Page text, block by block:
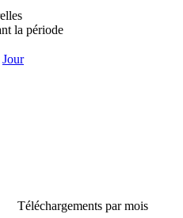
la période
Jour
Téléchargements par mois